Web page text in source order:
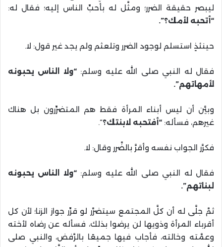
ليبصر حقيقة الضرر؛ ومثَّل له بأحبِّ الناس إليه؛ فقال له:
“أتحبه لأمك؟”.
حينئذٍ استسلم لوجود الضرر وتلعثم ولم يجد غير قول: لا.
فقال له النبي صلى الله عليه وسلم:“ولا الناس يحبونه
لأمهاتهم”.
وبيَّن أن ليس أبناء المرأة فقط هم المتضرِّرون بل هناك
غيرهم، فسأله: “أفتحبه لابنتك؟“.
فكرَّر الجواب نفسه وأقرَّ بالضَّرر وقال: لا.
فقال له النبي صلى الله عليه وسلم:“ولا الناس يحبونه
لبناتهم”.
ثمَّ جلَّى له أن كلَّ المجتمع سيتضرَّر لو قرِّر جواز الزنا؛ لأن كل
أقرباء المرأة وذويها لن يرضوا بذلك، فسأله عن رضاه لأخته
وعمَّته وخالته، فأجاب فيها جميعًا بالرَّفض، والنبي صلى